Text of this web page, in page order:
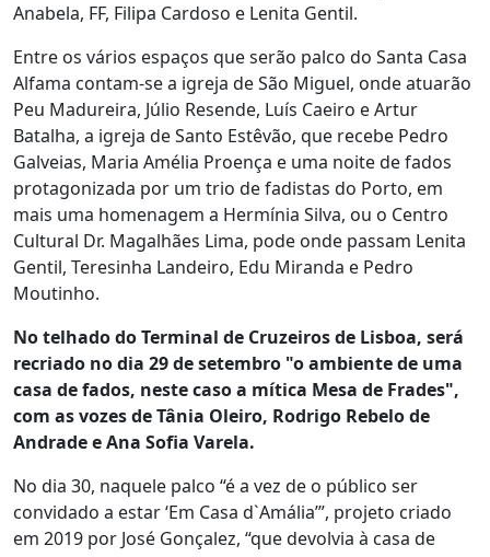
Anabela, FF, Filipa Cardoso e Lenita Gentil.
Entre os vários espaços que serão palco do Santa Casa
Alfama contam-se a igreja de São Miguel, onde atuarão
Peu Madureira, Júlio Resende, Luís Caeiro e Artur
Batalha, a igreja de Santo Estêvão, que recebe Pedro
Galveias, Maria Amélia Proença e uma noite de fados
protagonizada por um trio de fadistas do Porto, em
mais uma homenagem a Hermínia Silva, ou o Centro
Cultural Dr. Magalhães Lima, pode onde passam Lenita
Gentil, Teresinha Landeiro, Edu Miranda e Pedro
Moutinho.
No telhado do Terminal de Cruzeiros de Lisboa, será
recriado no dia 29 de setembro "o ambiente de uma
casa de fados, neste caso a mítica Mesa de Frades",
com as vozes de Tânia Oleiro, Rodrigo Rebelo de
Andrade e Ana Sofia Varela.
No dia 30, naquele palco “é a vez de o público ser
convidado a estar ‘Em Casa d`Amália’”, projeto criado
em 2019 por José Gonçalez, “que devolvia à casa de